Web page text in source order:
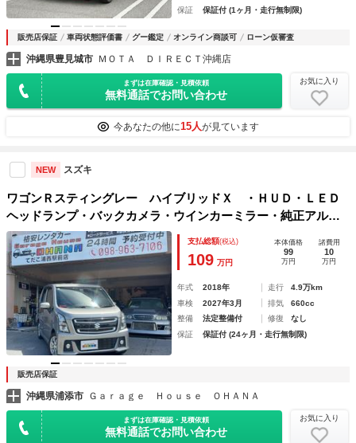
保証
保証付 (1ヶ月・走行無制限)
販売店保証 車両状態評価書 グー鑑定 オンライン商談可 ローン仮審査
沖縄県豊見城市 ＭＯＴＡ ＤＩＲＥＣＴ沖縄店
まずは在庫確認・見積依頼
無料通話でお問い合わせ
お気に入り
今あなたの他に15人が見ています
NEW スズキ
ワゴンＲスティングレー ハイブリッドＸ ・ＨＵＤ・ＬＥＤ
ヘッドランプ・バックカメラ・ウインカーミラー・純正アルミ
ホイール・プッシュスタート・クラッツィオシートカバー・ド
ライブレコーダー
支払総額(税込)
109 万円
本体価格
99
万円
諸費用
10
万円
年式 2018年 走行
4.9万km
車検
2027年3月 排気
660cc
整備
法定整備付 修復
なし
保証
保証付 (24ヶ月・走行無制限)
販売店保証
沖縄県浦添市 Ｇａｒａｇｅ Ｈｏｕｓｅ ＯＨＡＮＡ
まずは在庫確認・見積依頼
無料通話でお問い合わせ
お気に入り